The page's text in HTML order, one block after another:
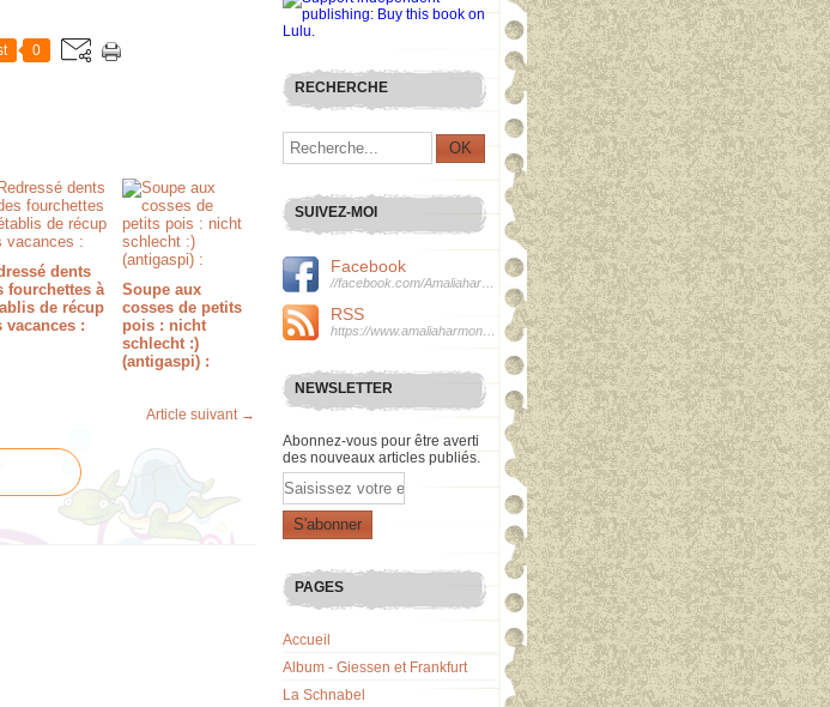
0
dents
fourchettes à
de récup
vacances :
Soupe aux
cosses de petits
pois : nicht
schlecht :)
(antigaspi) :
Article suivant →
RECHERCHE
SUIVEZ-MOI
Facebook
RSS
NEWSLETTER
Abonnez-vous pour être averti
des nouveaux articles publiés.
Email
PAGES
Accueil
Album - Giessen et Frankfurt
La Schnabel